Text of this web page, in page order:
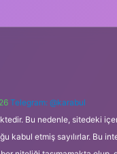
Telegram: @karabul
Bu nedenle, sitedeki
kabul etmiş sayılırlar. Bu